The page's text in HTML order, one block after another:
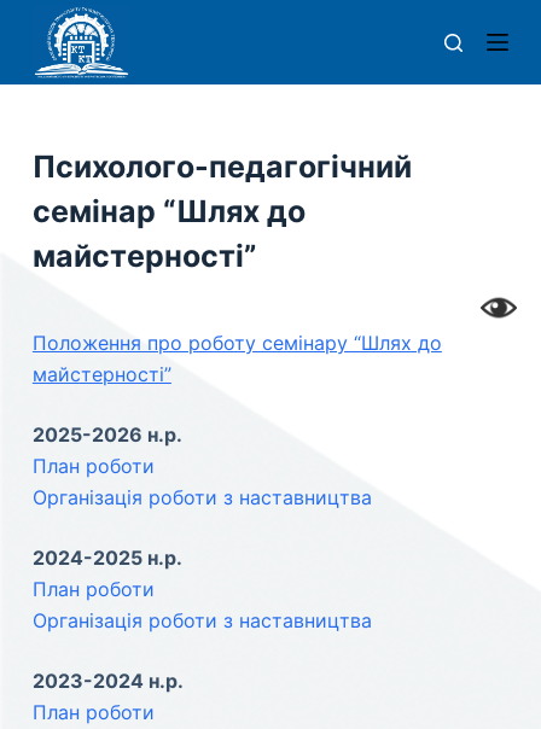
р
й
и
д
м
т
у
Психолого-педагогічний
семінар “Шлях до
майстерності”
Положення про роботу семінару “Шлях до
майстерності”
2025-2026 н.р.
План роботи
Організація роботи з наставництва
2024-2025 н.р.
План роботи
Організація роботи з наставництва
2023-2024 н.р.
План роботи